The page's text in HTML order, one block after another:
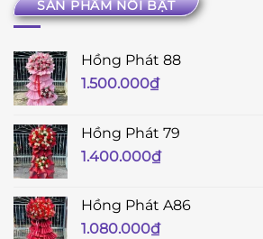
SẢN PHẨM NỔI BẬT
Hồng Phát 88
1.500.000₫
Hồng Phát 79
1.400.000₫
Hồng Phát A86
1.080.000₫